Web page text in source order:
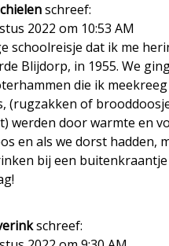
schreef:
2022 om 10:53 AM
schoolreisje dat ik me
Blijdorp, in 1955. We
die ik
(rugzakken of
werden door warmte en
en als we dorst hadden,
bij een buitenkraantje
schreef: